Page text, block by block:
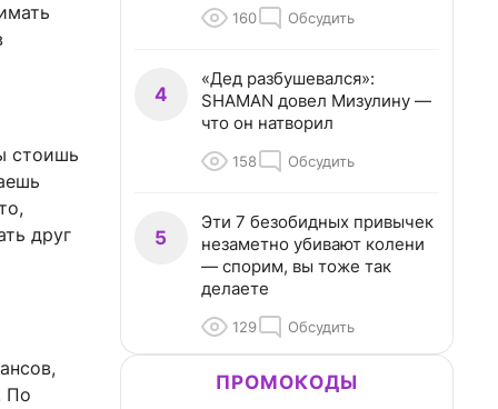
стоишь
друг
По
160 Обсудить
4
«Дед разбушевался»:
SHAMAN довел Мизулину —
что он натворил
158 Обсудить
5
Эти 7 безобидных привычек
незаметно убивают колени
— спорим, вы тоже так
делаете
129 Обсудить
ПРОМОКОДЫ